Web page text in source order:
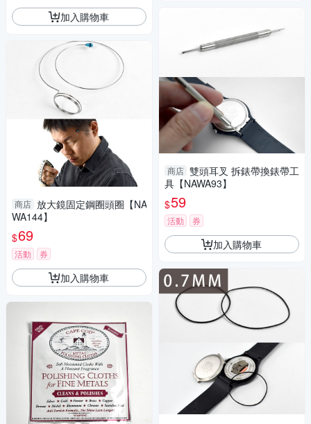
加入購物車
商店 放大鏡固定鋼圈頭圈【NA
WA144】
$69
活動 券
加入購物車
商店 雙頭耳叉 拆錶帶換錶帶工
具【NAWA93】
$59
活動 券
加入購物車